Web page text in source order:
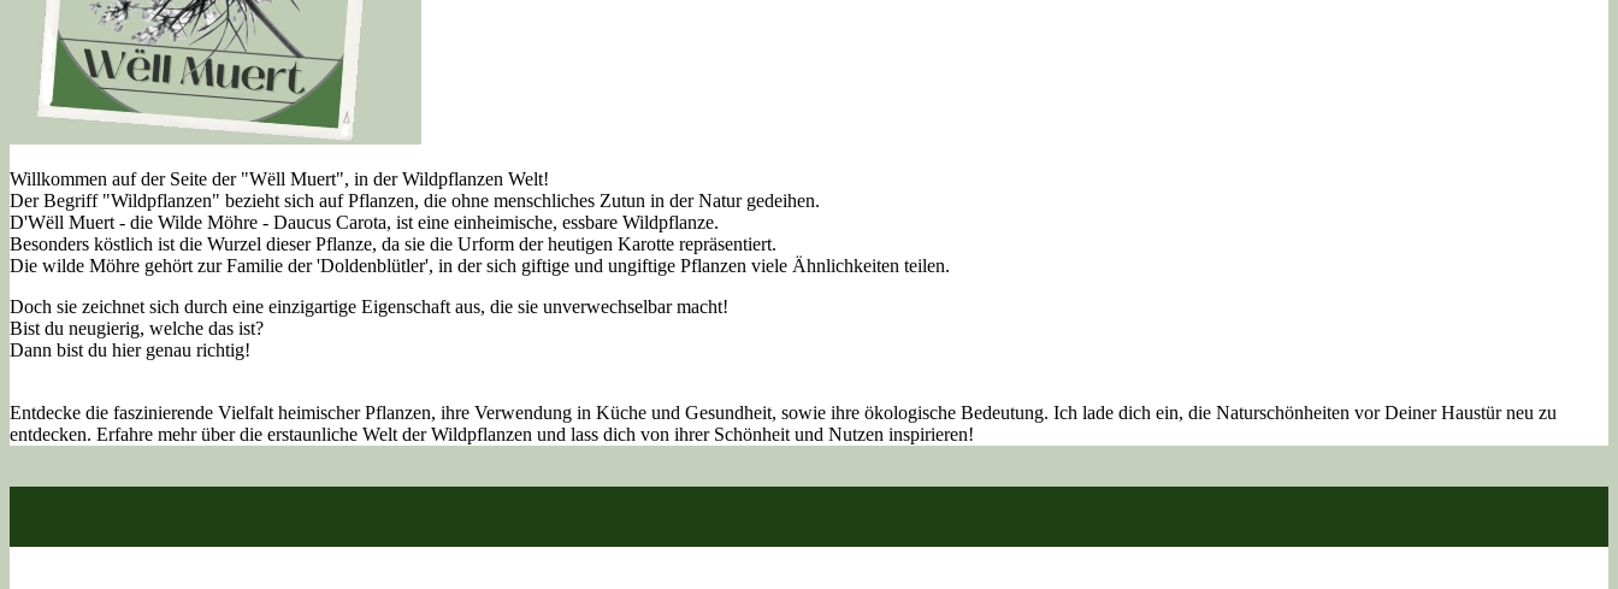
Willkommen auf der Seite der "Wëll Muert", in der Wildpflanzen Welt!
Der Begriff "Wildpflanzen" bezieht sich auf Pflanzen, die ohne menschliches Zutun in der Natur gedeihen.
D'Wëll Muert - die Wilde Möhre - Daucus Carota, ist eine einheimische, essbare Wildpflanze.
Besonders köstlich ist die Wurzel dieser Pflanze, da sie die Urform der heutigen Karotte repräsentiert.
Die wilde Möhre gehört zur Familie der 'Doldenblütler', in der sich giftige und ungiftige Pflanzen viele Ähnlichkeiten teilen.
Doch sie zeichnet sich durch eine einzigartige Eigenschaft aus, die sie unverwechselbar macht!
Bist du neugierig, welche das ist?
Dann bist du hier genau richtig!
Entdecke die faszinierende Vielfalt heimischer Pflanzen, ihre Verwendung in Küche und Gesundheit, sowie ihre ökologische Bedeutung. Ich lade dich ein, die Naturschönheiten vor Deiner Haustür neu zu
entdecken. Erfahre mehr über die erstaunliche Welt der Wildpflanzen und lass dich von ihrer Schönheit und Nutzen inspirieren!